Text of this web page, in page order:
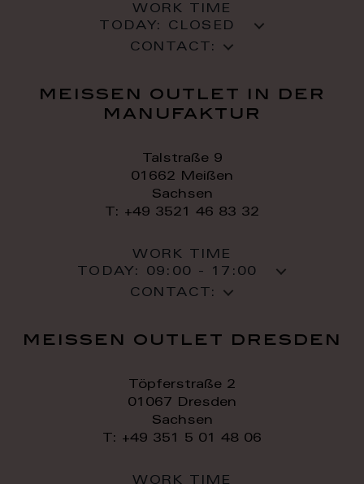
WORK TIME
TODAY: CLOSED
CONTACT:
meissen outlet in der
manufaktur
Talstraße 9
01662 Meißen
Sachsen
T: +49 3521 46 83 32
WORK TIME
TODAY: 09:00 - 17:00
CONTACT:
meissen outlet dresden
Töpferstraße 2
01067 Dresden
Sachsen
T: +49 351 5 01 48 06
WORK TIME